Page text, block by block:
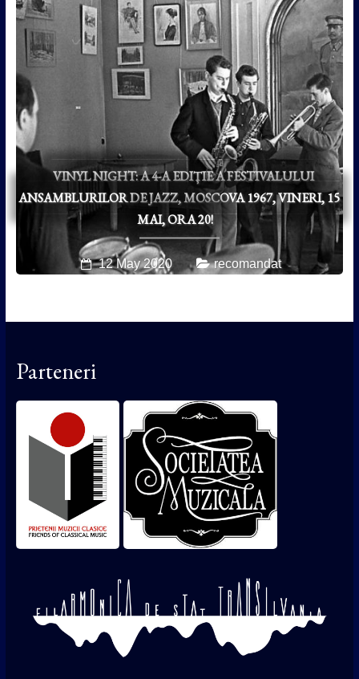
VINYL NIGHT: A 4-A EDIȚIE A FESTIVALULUI
ANSAMBLURILOR DE JAZZ, MOSCOVA 1967, VINERI, 15
MAI, ORA 20!
12 May 2020 recomandat
Parteneri